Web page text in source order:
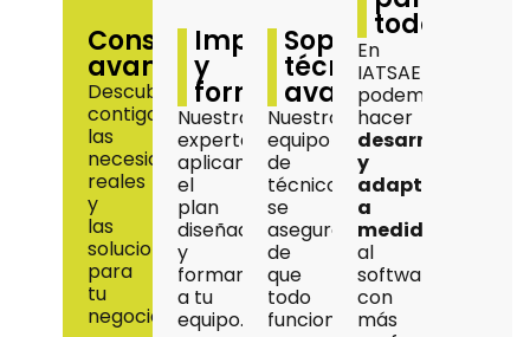
Consultoría
avanzada
Descubrimos
contigo
las
necesidades
reales
y
las
soluciones
para
tu
negocio.
Implantación
y
formación
Nuestros
expertos
aplican
el
plan
diseñado
y
formamos
a tu
equipo.
Soporte
técnico
avanzado
Nuestro
equipo
de
técnicos
se
asegura
de
que
todo
funcione
todo
En
IATSAE
podemos
hacer
desarrollos
y
adaptaciones
a
medida
al
software,
con
más